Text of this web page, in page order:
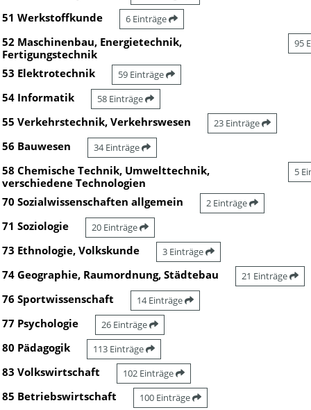
51 Werkstoffkunde 6 Einträge
52 Maschinenbau, Energietechnik,
Fertigungstechnik
95
53 Elektrotechnik 59 Einträge
54 Informatik 58 Einträge
55 Verkehrstechnik, Verkehrswesen 23 Einträge
56 Bauwesen 34 Einträge
58 Chemische Technik, Umwelttechnik,
verschiedene Technologien
5
70 Sozialwissenschaften allgemein 2 Einträge
71 Soziologie 20 Einträge
73 Ethnologie, Volkskunde 3 Einträge
74 Geographie, Raumordnung, Städtebau 21 Einträge
76 Sportwissenschaft 14 Einträge
77 Psychologie 26 Einträge
80 Pädagogik 113 Einträge
83 Volkswirtschaft 102 Einträge
85 Betriebswirtschaft 100 Einträge